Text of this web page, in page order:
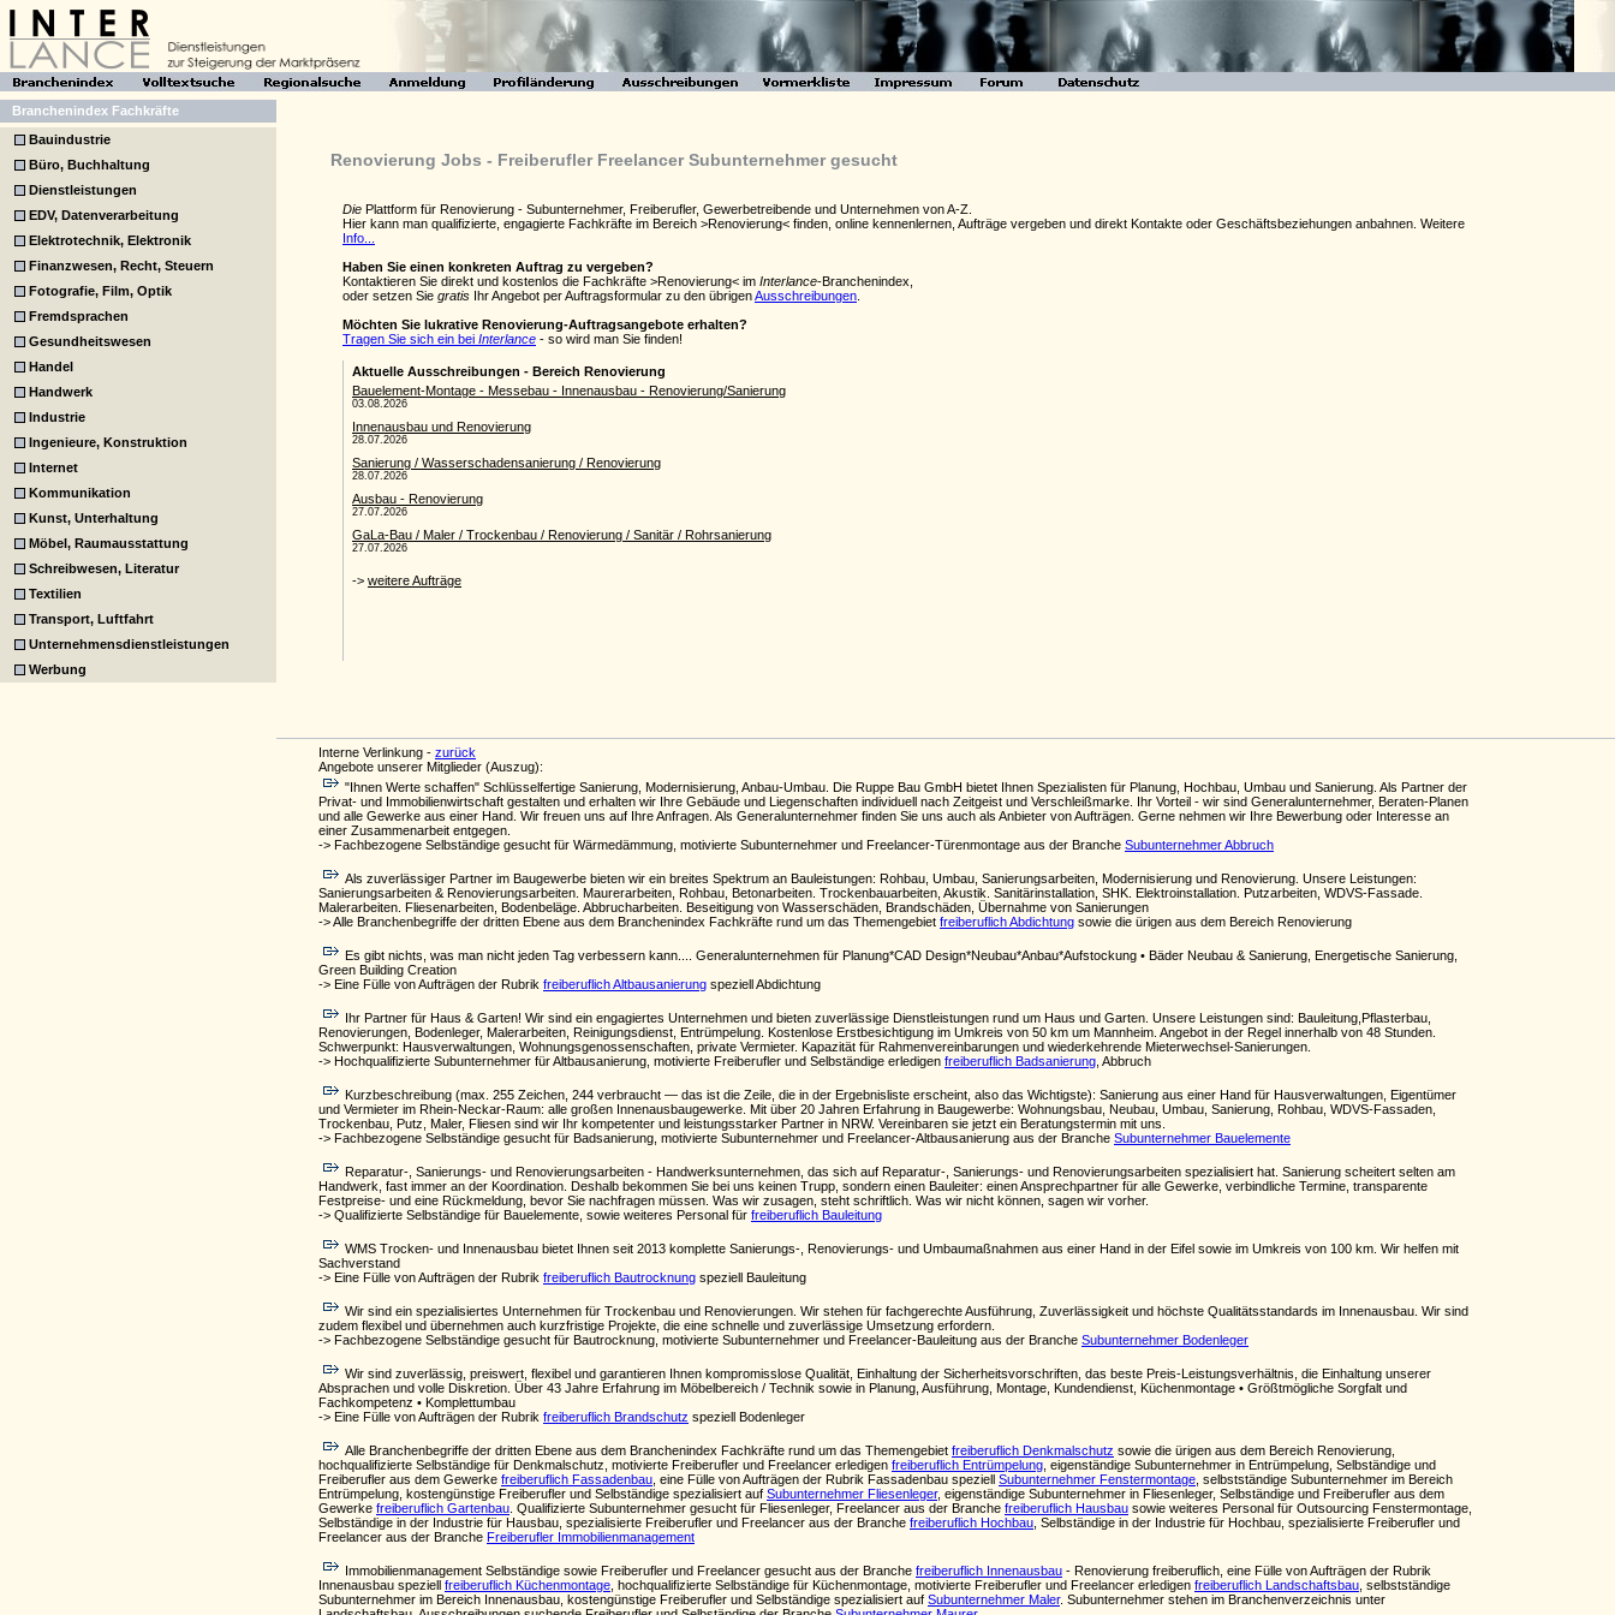
Branchenindex Fachkräfte
Bauindustrie
Büro, Buchhaltung
Dienstleistungen
EDV, Datenverarbeitung
Elektrotechnik, Elektronik
Finanzwesen, Recht, Steuern
Fotografie, Film, Optik
Fremdsprachen
Gesundheitswesen
Handel
Handwerk
Industrie
Ingenieure, Konstruktion
Internet
Kommunikation
Kunst, Unterhaltung
Möbel, Raumausstattung
Schreibwesen, Literatur
Textilien
Transport, Luftfahrt
Unternehmensdienstleistungen
Werbung
Renovierung Jobs - Freiberufler Freelancer Subunternehmer gesucht
Die Plattform für Renovierung - Subunternehmer, Freiberufler, Gewerbetreibende und Unternehmen von A-Z.
Hier kann man qualifizierte, engagierte Fachkräfte im Bereich >Renovierung< finden, online kennenlernen, Aufträge vergeben und direkt Kontakte oder Geschäftsbeziehungen anbahnen. Weitere
Info...
Haben Sie einen konkreten Auftrag zu vergeben?
Kontaktieren Sie direkt und kostenlos die Fachkräfte >Renovierung< im Interlance-Branchenindex,
oder setzen Sie gratis Ihr Angebot per Auftragsformular zu den übrigenAusschreibungen
Möchten Sie lukrative Renovierung-Auftragsangebote erhalten?
Tragen Sie sich ein bei Interlance - so wird man Sie finden!
Interne Verlinkung - zurück
Angebote unserer Mitglieder (Auszug):
"Ihnen Werte schaffen" Schlüsselfertige Sanierung, Modernisierung, Anbau-Umbau. Die Ruppe Bau GmbH bietet Ihnen Spezialisten für Planung, Hochbau, Umbau und Sanierung. Als Partner der
Privat- und Immobilienwirtschaft gestalten und erhalten wir Ihre Gebäude und Liegenschaften individuell nach Zeitgeist und Verschleißmarke. Ihr Vorteil - wir sind Generalunternehmer, Beraten-Planen
und alle Gewerke aus einer Hand. Wir freuen uns auf Ihre Anfragen. Als Generalunternehmer finden Sie uns auch als Anbieter von Aufträgen. Gerne nehmen wir Ihre Bewerbung oder Interesse an
einer Zusammenarbeit entgegen.
-> Fachbezogene Selbständige gesucht für Wärmedämmung, motivierte Subunternehmer und Freelancer-Türenmontage aus der Branche Subunternehmer Abbruch
Als zuverlässiger Partner im Baugewerbe bieten wir ein breites Spektrum an Bauleistungen: Rohbau, Umbau, Sanierungsarbeiten, Modernisierung und Renovierung. Unsere Leistungen:
Sanierungsarbeiten & Renovierungsarbeiten. Maurerarbeiten, Rohbau, Betonarbeiten. Trockenbauarbeiten, Akustik. Sanitärinstallation, SHK. Elektroinstallation. Putzarbeiten, WDVS-Fassade.
Malerarbeiten. Fliesenarbeiten, Bodenbeläge. Abbrucharbeiten. Beseitigung von Wasserschäden, Brandschäden, Übernahme von Sanierungen
-> Alle Branchenbegriffe der dritten Ebene aus dem Branchenindex Fachkräfte rund um das Themengebiet freiberuflich Abdichtung sowie die ürigen aus dem Bereich Renovierung
Es gibt nichts, was man nicht jeden Tag verbessern kann.... Generalunternehmen für Planung*CAD Design*Neubau*Anbau*Aufstockung • Bäder Neubau & Sanierung, Energetische Sanierung,
Green Building Creation
-> Eine Fülle von Aufträgen der Rubrik freiberuflich Altbausanierung speziell Abdichtung
Ihr Partner für Haus & Garten! Wir sind ein engagiertes Unternehmen und bieten zuverlässige Dienstleistungen rund um Haus und Garten. Unsere Leistungen sind: Bauleitung,Pflasterbau,
Renovierungen, Bodenleger, Malerarbeiten, Reinigungsdienst, Entrümpelung. Kostenlose Erstbesichtigung im Umkreis von 50 km um Mannheim. Angebot in der Regel innerhalb von 48 Stunden.
Schwerpunkt: Hausverwaltungen, Wohnungsgenossenschaften, private Vermieter. Kapazität für Rahmenvereinbarungen und wiederkehrende Mieterwechsel-Sanierungen.
-> Hochqualifizierte Subunternehmer für Altbausanierung, motivierte Freiberufler und Selbständige erledigen freiberuflich Badsanierung , Abbruch
Kurzbeschreibung (max. 255 Zeichen, 244 verbraucht — das ist die Zeile, die in der Ergebnisliste erscheint, also das Wichtigste): Sanierung aus einer Hand für Hausverwaltungen, Eigentümer
und Vermieter im Rhein-Neckar-Raum: alle großen Innenausbaugewerke. Mit über 20 Jahren Erfahrung in Baugewerbe: Wohnungsbau, Neubau, Umbau, Sanierung, Rohbau, WDVS-Fassaden,
Trockenbau, Putz, Maler, Fliesen sind wir Ihr kompetenter und leistungsstarker Partner in NRW. Vereinbaren sie jetzt ein Beratungstermin mit uns.
-> Fachbezogene Selbständige gesucht für Badsanierung, motivierte Subunternehmer und Freelancer-Altbausanierung aus der Branche Subunternehmer Bauelemente
Reparatur-, Sanierungs- und Renovierungsarbeiten - Handwerksunternehmen, das sich auf Reparatur-, Sanierungs- und Renovierungsarbeiten spezialisiert hat. Sanierung scheitert selten am
Handwerk, fast immer an der Koordination. Deshalb bekommen Sie bei uns keinen Trupp, sondern einen Bauleiter: einen Ansprechpartner für alle Gewerke, verbindliche Termine, transparente
Festpreise- und eine Rückmeldung, bevor Sie nachfragen müssen. Was wir zusagen, steht schriftlich. Was wir nicht können, sagen wir vorher.
-> Qualifizierte Selbständige für Bauelemente, sowie weiteres Personal für freiberuflich Bauleitung
WMS Trocken- und Innenausbau bietet Ihnen seit 2013 komplette Sanierungs-, Renovierungs- und Umbaumaßnahmen aus einer Hand in der Eifel sowie im Umkreis von 100 km. Wir helfen mit
Sachverstand
-> Eine Fülle von Aufträgen der Rubrik freiberuflich Bautrocknung speziell Bauleitung
Wir sind ein spezialisiertes Unternehmen für Trockenbau und Renovierungen. Wir stehen für fachgerechte Ausführung, Zuverlässigkeit und höchste Qualitätsstandards im Innenausbau. Wir sind
zudem flexibel und übernehmen auch kurzfristige Projekte, die eine schnelle und zuverlässige Umsetzung erfordern.
-> Fachbezogene Selbständige gesucht für Bautrocknung, motivierte Subunternehmer und Freelancer-Bauleitung aus der Branche Subunternehmer Bodenleger
Wir sind zuverlässig, preiswert, flexibel und garantieren Ihnen kompromisslose Qualität, Einhaltung der Sicherheitsvorschriften, das beste Preis-Leistungsverhältnis, die Einhaltung unserer
Absprachen und volle Diskretion. Über 43 Jahre Erfahrung im Möbelbereich / Technik sowie in Planung, Ausführung, Montage, Kundendienst, Küchenmontage • Größtmögliche Sorgfalt und
Fachkompetenz • Komplettumbau
-> Eine Fülle von Aufträgen der Rubrik freiberuflich Brandschutz speziell Bodenleger
Alle Branchenbegriffe der dritten Ebene aus dem Branchenindex Fachkräfte rund um das Themengebiet freiberuflich Denkmalschutz sowie die ürigen aus dem Bereich Renovierung,
hochqualifizierte Selbständige für Denkmalschutz, motivierte Freiberufler und Freelancer erledigen freiberuflich Entrümpelung , eigenständige Subunternehmer in Entrümpelung, Selbständige und
Freiberufler aus dem Gewerke freiberuflich Fassadenbau , eine Fülle von Aufträgen der Rubrik Fassadenbau speziell Subunternehmer Fenstermontage , selbstständige Subunternehmer im Bereich
Entrümpelung, kostengünstige Freiberufler und Selbständige spezialisiert auf Subunternehmer Fliesenleger, eigenständige Subunternehmer in Fliesenleger, Selbständige und Freiberufler aus dem
Gewerke freiberuflich Gartenbau . Qualifizierte Subunternehmer gesucht für Fliesenleger, Freelancer aus der Branche freiberuflich Hausbau sowie weiteres Personal für Outsourcing Fenstermontage,
Selbständige in der Industrie für Hausbau, spezialisierte Freiberufler und Freelancer aus der Branche freiberuflich Hochbau , Selbständige in der Industrie für Hochbau, spezialisierte Freiberufler und
Freelancer aus der Branche Freiberufler Immobilienmanagement
Immobilienmanagement Selbständige sowie Freiberufler und Freelancer gesucht aus der Branche freiberuflich Innenausbau - Renovierung freiberuflich, eine Fülle von Aufträgen der Rubrik
Innenausbau speziell freiberuflich Küchenmontage , hochqualifizierte Selbständige für Küchenmontage, motivierte Freiberufler und Freelancer erledigen freiberuflich Landschaftsbau , selbstständige
Subunternehmer im Bereich Innenausbau, kostengünstige Freiberufler und Selbständige spezialisiert auf Subunternehmer Maler. Subunternehmer stehen im Branchenverzeichnis unter